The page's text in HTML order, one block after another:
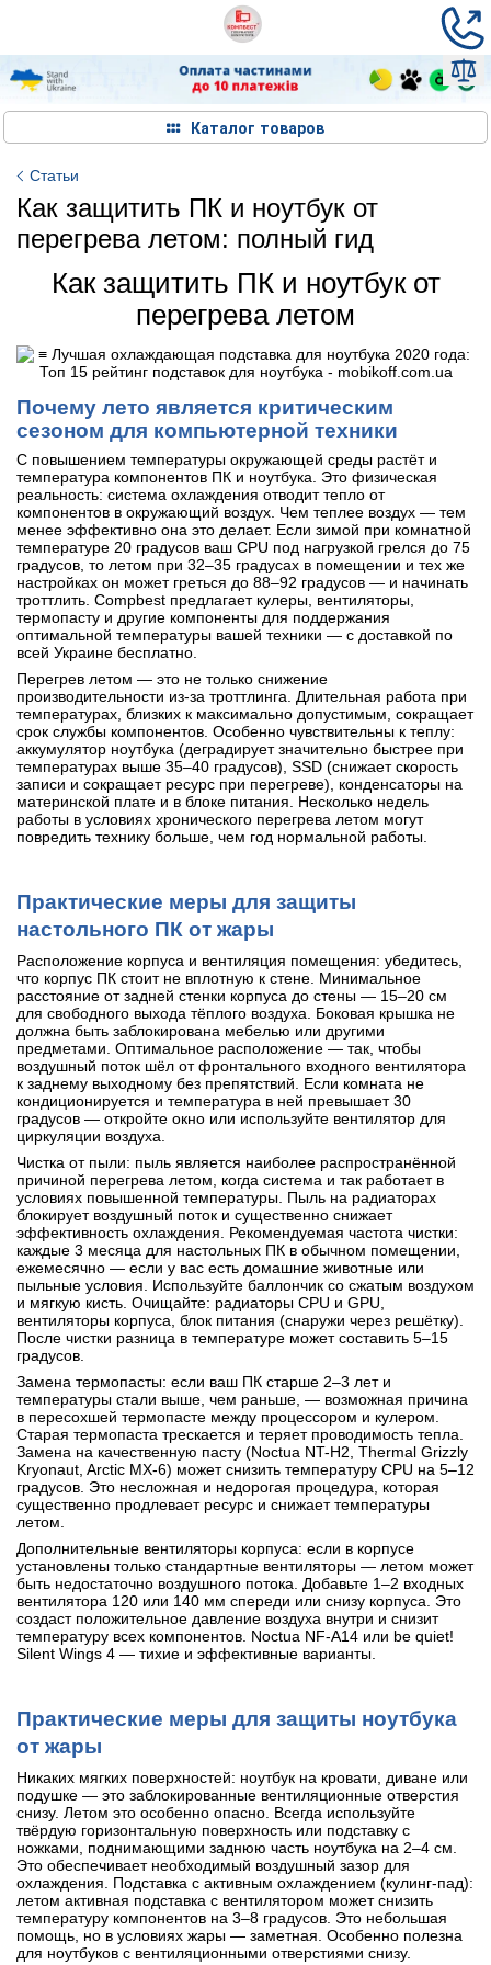
Каталог товаров
Статьи
Как защитить ПК и ноутбук от
перегрева летом: полный гид
Как защитить ПК и ноутбук от
перегрева летом
Почему лето является критическим
сезоном для компьютерной техники
С повышением температуры окружающей среды растёт и
температура компонентов ПК и ноутбука. Это физическая
реальность: система охлаждения отводит тепло от
компонентов в окружающий воздух. Чем теплее воздух — тем
менее эффективно она это делает. Если зимой при комнатной
температуре 20 градусов ваш CPU под нагрузкой грелся до 75
градусов, то летом при 32–35 градусах в помещении и тех же
настройках он может греться до 88–92 градусов — и начинать
троттлить. Compbest предлагает кулеры, вентиляторы,
термопасту и другие компоненты для поддержания
оптимальной температуры вашей техники — с доставкой по
всей Украине бесплатно.
Перегрев летом — это не только снижение
производительности из-за троттлинга. Длительная работа при
температурах, близких к максимально допустимым, сокращает
срок службы компонентов. Особенно чувствительны к теплу:
аккумулятор ноутбука (деградирует значительно быстрее при
температурах выше 35–40 градусов), SSD (снижает скорость
записи и сокращает ресурс при перегреве), конденсаторы на
материнской плате и в блоке питания. Несколько недель
работы в условиях хронического перегрева летом могут
повредить технику больше, чем год нормальной работы.
Практические меры для защиты
настольного ПК от жары
Расположение корпуса и вентиляция помещения: убедитесь,
что корпус ПК стоит не вплотную к стене. Минимальное
расстояние от задней стенки корпуса до стены — 15–20 см
для свободного выхода тёплого воздуха. Боковая крышка не
должна быть заблокирована мебелью или другими
предметами. Оптимальное расположение — так, чтобы
воздушный поток шёл от фронтального входного вентилятора
к заднему выходному без препятствий. Если комната не
кондиционируется и температура в ней превышает 30
градусов — откройте окно или используйте вентилятор для
циркуляции воздуха.
Чистка от пыли: пыль является наиболее распространённой
причиной перегрева летом, когда система и так работает в
условиях повышенной температуры. Пыль на радиаторах
блокирует воздушный поток и существенно снижает
эффективность охлаждения. Рекомендуемая частота чистки:
каждые 3 месяца для настольных ПК в обычном помещении,
ежемесячно — если у вас есть домашние животные или
пыльные условия. Используйте баллончик со сжатым воздухом
и мягкую кисть. Очищайте: радиаторы CPU и GPU,
вентиляторы корпуса, блок питания (снаружи через решётку).
После чистки разница в температуре может составить 5–15
градусов.
Замена термопасты: если ваш ПК старше 2–3 лет и
температуры стали выше, чем раньше, — возможная причина
в пересохшей термопасте между процессором и кулером.
Старая термопаста трескается и теряет проводимость тепла.
Замена на качественную пасту (Noctua NT-H2, Thermal Grizzly
Kryonaut, Arctic MX-6) может снизить температуру CPU на 5–12
градусов. Это несложная и недорогая процедура, которая
существенно продлевает ресурс и снижает температуры
летом.
Дополнительные вентиляторы корпуса: если в корпусе
установлены только стандартные вентиляторы — летом может
быть недостаточно воздушного потока. Добавьте 1–2 входных
вентилятора 120 или 140 мм спереди или снизу корпуса. Это
создаст положительное давление воздуха внутри и снизит
температуру всех компонентов. Noctua NF-A14 или be quiet!
Silent Wings 4 — тихие и эффективные варианты.
Практические меры для защиты ноутбука
от жары
Никаких мягких поверхностей: ноутбук на кровати, диване или
подушке — это заблокированные вентиляционные отверстия
снизу. Летом это особенно опасно. Всегда используйте
твёрдую горизонтальную поверхность или подставку с
ножками, поднимающими заднюю часть ноутбука на 2–4 см.
Это обеспечивает необходимый воздушный зазор для
охлаждения. Подставка с активным охлаждением (кулинг-пад):
летом активная подставка с вентилятором может снизить
температуру компонентов на 3–8 градусов. Это небольшая
помощь, но в условиях жары — заметная. Особенно полезна
для ноутбуков с вентиляционными отверстиями снизу.